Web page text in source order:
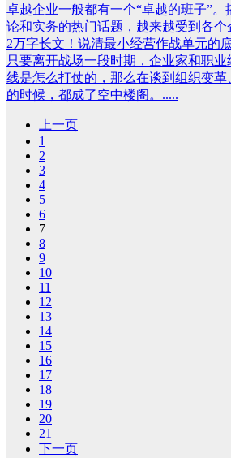
卓越企业一般都有一个“卓越的班子”。
论和实务的热门话题，越来越受到各个
2万字长文！说清最小经营作战单元的
只要离开战场一段时期，企业家和职
线是怎么打仗的，那么在谈到组织变
的时候，都成了空中楼阁。.....
上一页
1
2
3
4
5
6
7
8
9
10
11
12
13
14
15
16
17
18
19
20
21
下一页